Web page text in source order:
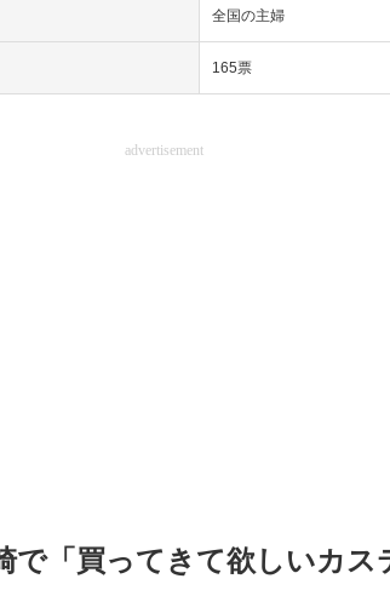
全国の主婦
165票
advertisement
で「買ってきて欲しいカ